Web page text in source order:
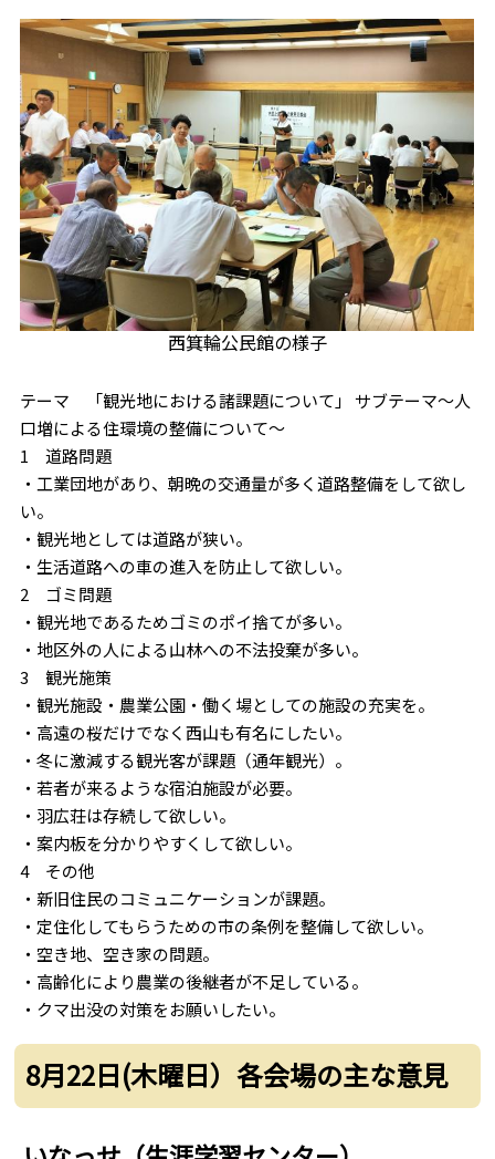
西箕輪公民館の様子
テーマ 「観光地における諸課題について」 サブテーマ～人
口増による住環境の整備について～
1 道路問題
・工業団地があり、朝晩の交通量が多く道路整備をして欲し
い。
・観光地としては道路が狭い。
・生活道路への車の進入を防止して欲しい。
2 ゴミ問題
・観光地であるためゴミのポイ捨てが多い。
・地区外の人による山林への不法投棄が多い。
3 観光施策
・観光施設・農業公園・働く場としての施設の充実を。
・高遠の桜だけでなく西山も有名にしたい。
・冬に激減する観光客が課題（通年観光）。
・若者が来るような宿泊施設が必要。
・羽広荘は存続して欲しい。
・案内板を分かりやすくして欲しい。
4 その他
・新旧住民のコミュニケーションが課題。
・定住化してもらうための市の条例を整備して欲しい。
・空き地、空き家の問題。
・高齢化により農業の後継者が不足している。
・クマ出没の対策をお願いしたい。
8月22日(木曜日）各会場の主な意見